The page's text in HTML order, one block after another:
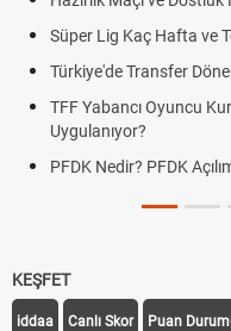
Süper Lig Kaç Hafta ve
Türkiye'de Transfer
TFF Yabancı Oyuncu
Uygulanıyor?
PFDK Nedir? PFDK
KEŞFET
iddaa Canlı Skor Puan